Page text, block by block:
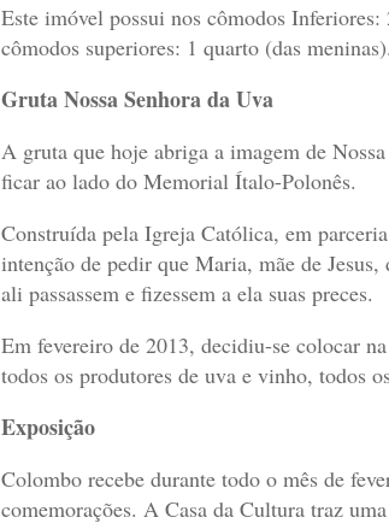
Este imóvel possui nos cômodos
cômodos superiores: 1 quarto (das meninas).
Gruta Nossa Senhora da Uva
A gruta que hoje abriga a imagem de
ficar ao lado do Memorial Ítalo-Polonês.
Construída pela Igreja Católica, em
intenção de pedir que Maria, mãe de
ali passassem e fizessem a ela suas preces.
Em fevereiro de 2013, decidiu-se colocar
todos os produtores de uva e vinho, todos
Exposição
Colombo recebe durante todo o mês de
comemorações. A Casa da Cultura traz